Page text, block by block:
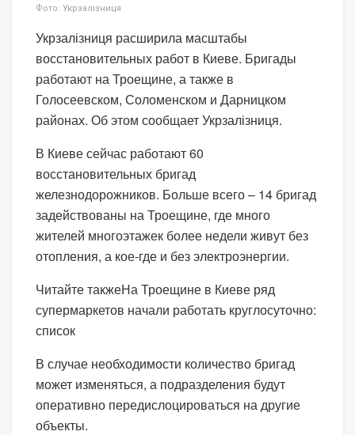
Фото: Укрзалізниця
Укрзалізниця расширила масштабы
восстановительных работ в Киеве. Бригады
работают на Троещине, а также в
Голосеевском, Соломенском и Дарницком
районах. Об этом сообщает Укрзалізниця.
В Киеве сейчас работают 60
восстановительных бригад
железнодорожников. Больше всего – 14 бригад
задействованы на Троещине, где много
жителей многоэтажек более недели живут без
отопления, а кое-где и без электроэнергии.
Читайте такжеНа Троещине в Киеве ряд
супермаркетов начали работать круглосуточно:
список
В случае необходимости количество бригад
может изменяться, а подразделения будут
оперативно передислоцироваться на другие
объекты.